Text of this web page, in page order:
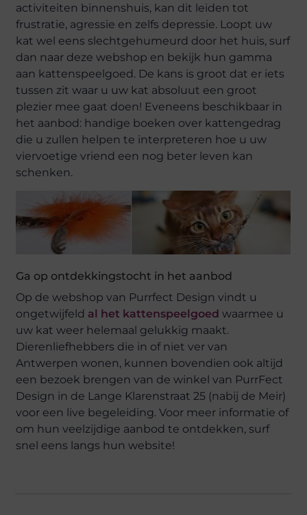
activiteiten binnenshuis, kan dit leiden tot
frustratie, agressie en zelfs depressie. Loopt uw
kat wel eens slechtgehumeurd door het huis, surf
dan naar deze webshop en bekijk hun gamma
aan kattenspeelgoed. De kans is groot dat er iets
tussen zit waar u uw kat absoluut een groot
plezier mee gaat doen! Eveneens beschikbaar in
het aanbod: handige boeken over kattengedrag
die u zullen helpen te interpreteren hoe u uw
viervoetige vriend een nog beter leven kan
schenken.
Ga op ontdekkingstocht in het aanbod
Op de webshop van Purrfect Design vindt u
ongetwijfeld al het kattenspeelgoed waarmee u
uw kat weer helemaal gelukkig maakt.
Dierenliefhebbers die in of niet ver van
Antwerpen wonen, kunnen bovendien ook altijd
een bezoek brengen van de winkel van PurrFect
Design in de Lange Klarenstraat 25 (nabij de Meir)
voor een live begeleiding. Voor meer informatie of
om hun veelzijdige aanbod te ontdekken, surf
snel eens langs hun website!